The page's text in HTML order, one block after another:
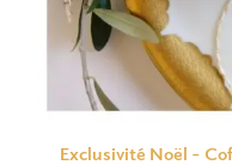
Exclusivité Noël –